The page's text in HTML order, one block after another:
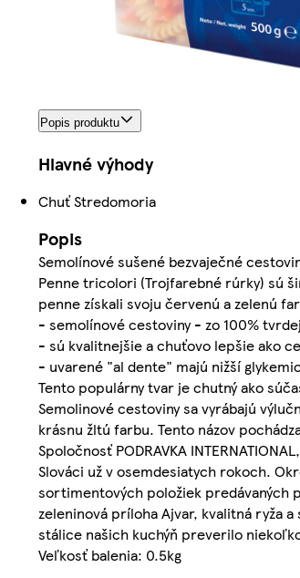
Popis produktu
Hlavné výhody
Chuť Stredomoria
Popis
Semolínové sušené bezvaječné
Penne tricolori (Trojfarebné rúrky) sú
penne získali svoju červenú a zelenú
- semolínové cestoviny - zo 100%
- sú kvalitnejšie a chuťovo lepšie ako
- uvarené "al dente" majú nižší
Tento populárny tvar je chutný ako
Semolinové cestoviny sa vyrábajú
krásnu žltú farbu. Tento názov
Spoločnosť PODRAVKA
Slováci už v osemdesiatych rokoch.
sortimentových položiek predávaných
zeleninová príloha Ajvar, kvalitná ryža
stálice našich kuchýň preverilo
Veľkosť balenia: 0.5kg